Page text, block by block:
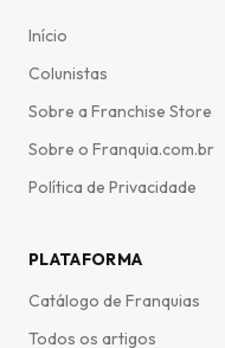
Início
Colunistas
Sobre a Franchise Store
Sobre o Franquia.com.br
Política de Privacidade
PLATAFORMA
Catálogo de Franquias
Todos os artigos